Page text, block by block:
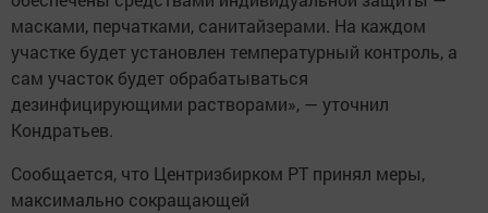
масками, перчатками, санитайзерами. На каждом
участке будет установлен температурный контроль, а
сам участок будет обрабатываться
дезинфицирующими растворами», — уточнил
Кондратьев.
Сообщается, что Центризбирком РТ принял меры,
максимально сокращающей